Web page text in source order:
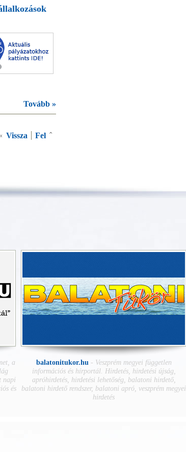
Tovább »
Fel ˆ
Vissza
a
napi
és
balatonitukor.hu - Veszprém megyei független
információs és hírportál. Hirdetés, hirdetési újság,
apróhirdetés, hirdetési lehetőség, balatoni hirdető,
balatoni hirdető rendszer, balatoni apró, veszprém megyei
hirdetés